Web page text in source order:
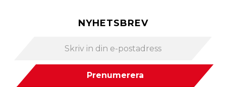
NYHETSBREV
Prenumerera